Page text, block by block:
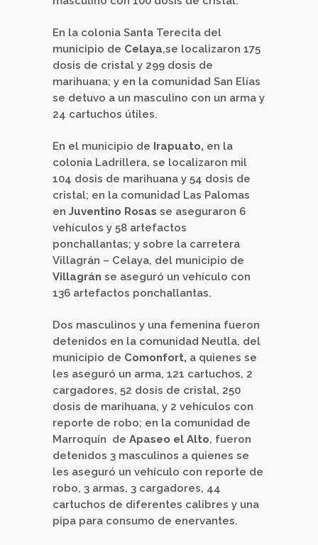
En la colonia Santa Terecita del
municipio de Celaya,se localizaron 175
dosis de cristal y 299 dosis de
marihuana; y en la comunidad San Elías
se detuvo a un masculino con un arma y
24 cartuchos útiles.
En el municipio de Irapuato, en la
colonia Ladrillera, se localizaron mil
104 dosis de marihuana y 54 dosis de
cristal; en la comunidad Las Palomas
en Juventino Rosas se aseguraron 6
vehículos y 58 artefactos
ponchallantas; y sobre la carretera
Villagrán – Celaya, del municipio de
Villagrán se aseguró un vehículo con
136 artefactos ponchallantas.
Dos masculinos y una femenina fueron
detenidos en la comunidad Neutla, del
municipio de Comonfort, a quienes se
les aseguró un arma, 121 cartuchos, 2
cargadores, 52 dosis de cristal, 250
dosis de marihuana, y 2 vehículos con
reporte de robo; en la comunidad de
Marroquín de Apaseo el Alto, fueron
detenidos 3 masculinos a quienes se
les aseguró un vehículo con reporte de
robo, 3 armas, 3 cargadores, 44
cartuchos de diferentes calibres y una
pipa para consumo de enervantes.